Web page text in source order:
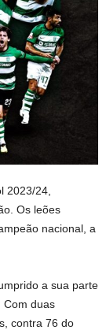
2023/24,
Os leões
nacional, a
a sua parte
Com duas
contra 76 do